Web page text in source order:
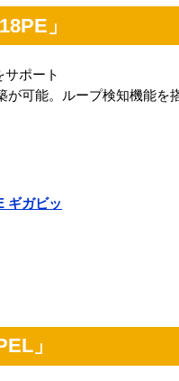
」
ポート
可能。ループ検知機能を
ギガビッ
」